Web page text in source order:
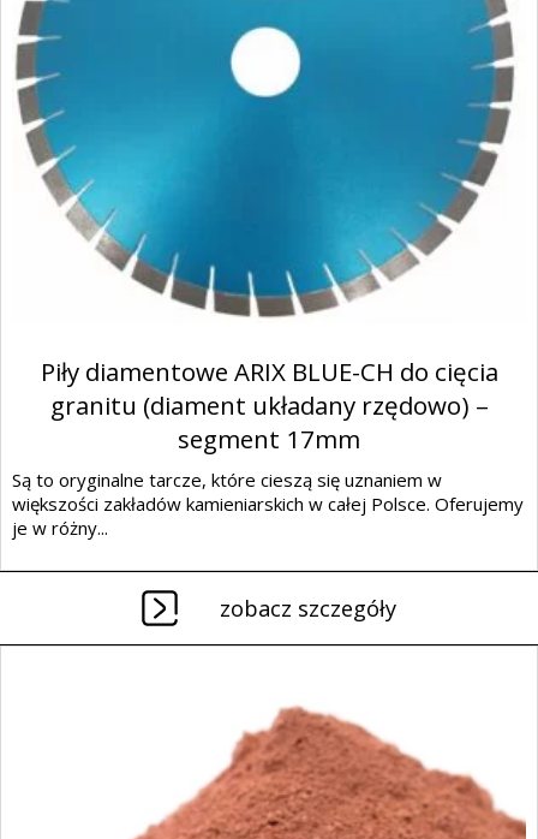
głowicami segmentowymi, na szlifierkach
przejezdnych, w agregatach szlifierskich.
Piły diamentowe ARIX BLUE-CH do cięcia
granitu (diament układany rzędowo) –
segment 17mm
Są to oryginalne tarcze, które cieszą się uznaniem w
większości zakładów kamieniarskich w całej Polsce. Oferujemy
je w różny...
zobacz szczegóły